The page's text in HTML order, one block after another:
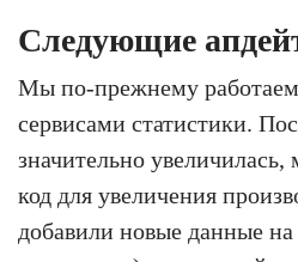
Следующие
Мы по-прежнему
сервисами статистики.
значительно
код для увеличения
добавили новые данные